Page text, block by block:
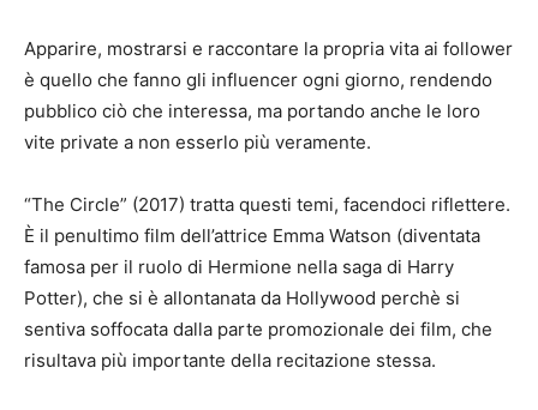
Apparire, mostrarsi e raccontare la propria vita ai follower
è quello che fanno gli influencer ogni giorno, rendendo
pubblico ciò che interessa, ma portando anche le loro
vite private a non esserlo più veramente.
“The Circle” (2017) tratta questi temi, facendoci riflettere.
È il penultimo film dell’attrice Emma Watson (diventata
famosa per il ruolo di Hermione nella saga di Harry
Potter), che si è allontanata da Hollywood perchè si
sentiva soffocata dalla parte promozionale dei film, che
risultava più importante della recitazione stessa.